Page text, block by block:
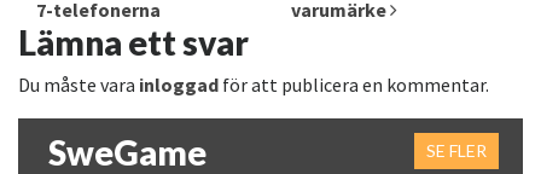
7-telefonerna
varumärke
Lämna ett svar
Du måste vara inloggad för att publicera en kommentar.
SweGame SE FLER